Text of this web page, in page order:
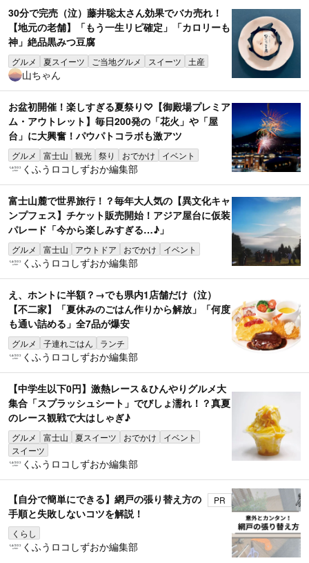
30分で完売（泣）藤井聡太さん効果でバカ売れ！
【地元の老舗】「もう一生リピ確定」「カロリーも
神」絶品黒みつ豆腐
グルメ 夏スイーツ ご当地グルメ スイーツ 土産
山ちゃん
お盆初開催！楽しすぎる夏祭り♡【御殿場プレミア
ム・アウトレット】毎日200発の「花火」や「屋
台」に大興奮！パウパトコラボも激アツ
グルメ 富士山 観光 祭り おでかけ イベント
くふうロコしずおか編集部
富士山麓で世界旅行！？毎年大人気の【異文化キャ
ンプフェス】チケット販売開始！アジア屋台に仮装
パレード「今から楽しみすぎる…♪」
グルメ 富士山 アウトドア おでかけ イベント
くふうロコしずおか編集部
え、ホントに半額？→でも県内1店舗だけ（泣）
【不二家】「夏休みのごはん作りから解放」「何度
も通い詰める」全7品が爆安
グルメ 子連れごはん ランチ
くふうロコしずおか編集部
【中学生以下0円】激熱レース＆ひんやりグルメ大
集合「スプラッシュシート」でびしょ濡れ！？真夏
のレース観戦で大はしゃぎ♪
グルメ 富士山 夏スイーツ おでかけ
イベント
スイーツ
くふうロコしずおか編集部
【自分で簡単にできる】網戸の張り替え方の
手順と失敗しないコツを解説！
くらし
PR
くふうロコしずおか編集部